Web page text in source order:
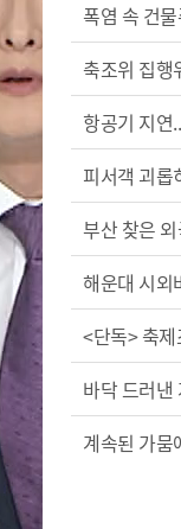
폭염 속 건
에어컨 차단
축조위 집행
출장'
항공기 지연
증가세
피서객 괴롭
부산 찾은
해운대 시외
이전
<단독> 축
'허위 신고'?
바닥 드러낸
'시들'
계속된 가뭄